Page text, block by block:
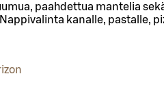
paahdettua mantelia
kanalle, pastalle,